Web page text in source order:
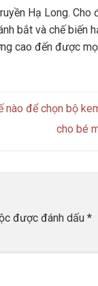
Hạ Long. Cho
bắt và chế biến
cao đến được
nào để chọn bộ
cho bé
được đánh dấu *